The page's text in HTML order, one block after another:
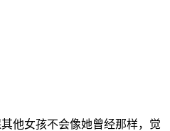
他女孩不会像她曾经那样，觉